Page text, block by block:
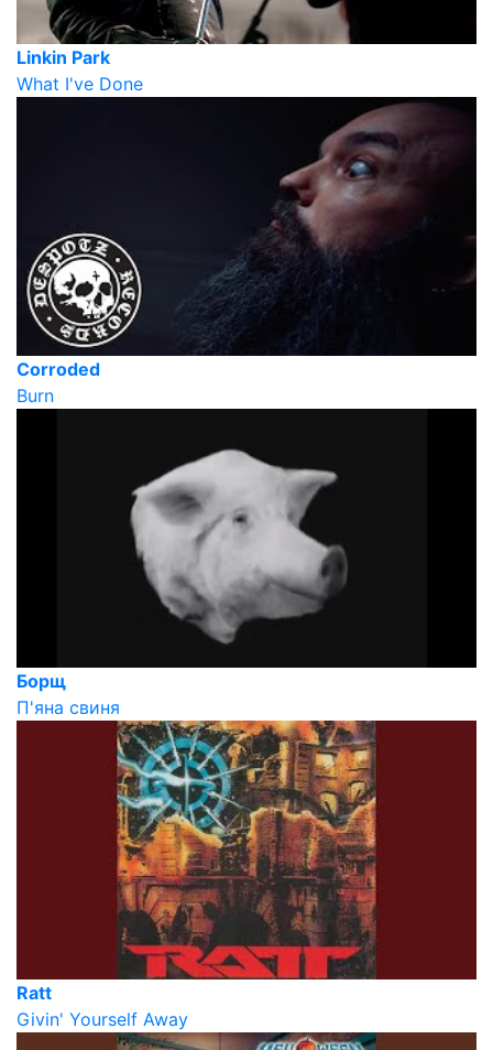
Linkin Park
What I've Done
Corroded
Burn
Борщ
П'яна свиня
Ratt
Givin' Yourself Away